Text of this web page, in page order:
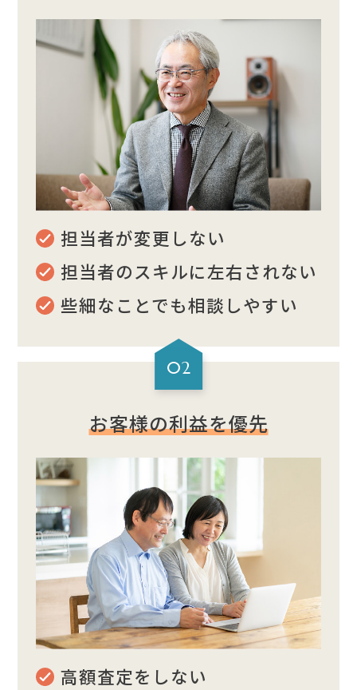
担当者が変更しない
担当者のスキルに左右されない
些細なことでも相談しやすい
02
お客様の利益を優先
高額査定をしない